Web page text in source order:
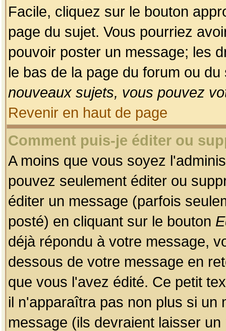
Facile, cliquez sur le bouton
page du sujet. Vous pourriez
pouvoir poster un message; les
le bas de la page du forum ou
nouveaux sujets, vous pouvez
Revenir en haut de page
Comment puis-je éditer ou
A moins que vous soyez
pouvez seulement éditer ou
éditer un message (parfois
posté) en cliquant sur le bouton
déjà répondu à votre message,
dessous de votre message en
que vous l'avez édité. Ce petit
il n'apparaîtra pas non plus si un
message (ils devraient laisser